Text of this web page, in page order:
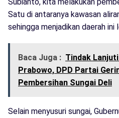
Satu di antaranya kawasan
sehingga menjadikan daerah ini
Baca Juga : Tindak
Prabowo, DPD Partai
Pembersihan Sungai Deli
Selain menyusuri sungai,